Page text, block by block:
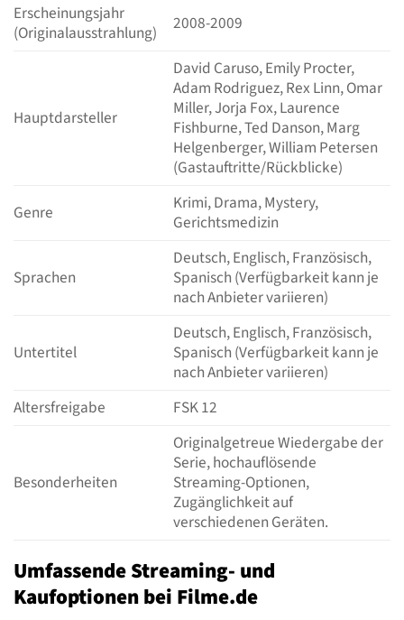
Erscheinungsjahr
(Originalausstrahlung)
2008-2009
Hauptdarsteller
David Caruso, Emily Procter,
Adam Rodriguez, Rex Linn, Omar
Miller, Jorja Fox, Laurence
Fishburne, Ted Danson, Marg
Helgenberger, William Petersen
(Gastauftritte/Rückblicke)
Genre
Krimi, Drama, Mystery,
Gerichtsmedizin
Sprachen
Deutsch, Englisch, Französisch,
Spanisch (Verfügbarkeit kann je
nach Anbieter variieren)
Untertitel
Deutsch, Englisch, Französisch,
Spanisch (Verfügbarkeit kann je
nach Anbieter variieren)
Altersfreigabe
FSK 12
Besonderheiten
Originalgetreue Wiedergabe der
Serie, hochauflösende
Streaming-Optionen,
Zugänglichkeit auf
verschiedenen Geräten.
Umfassende Streaming- und
Kaufoptionen bei Filme.de